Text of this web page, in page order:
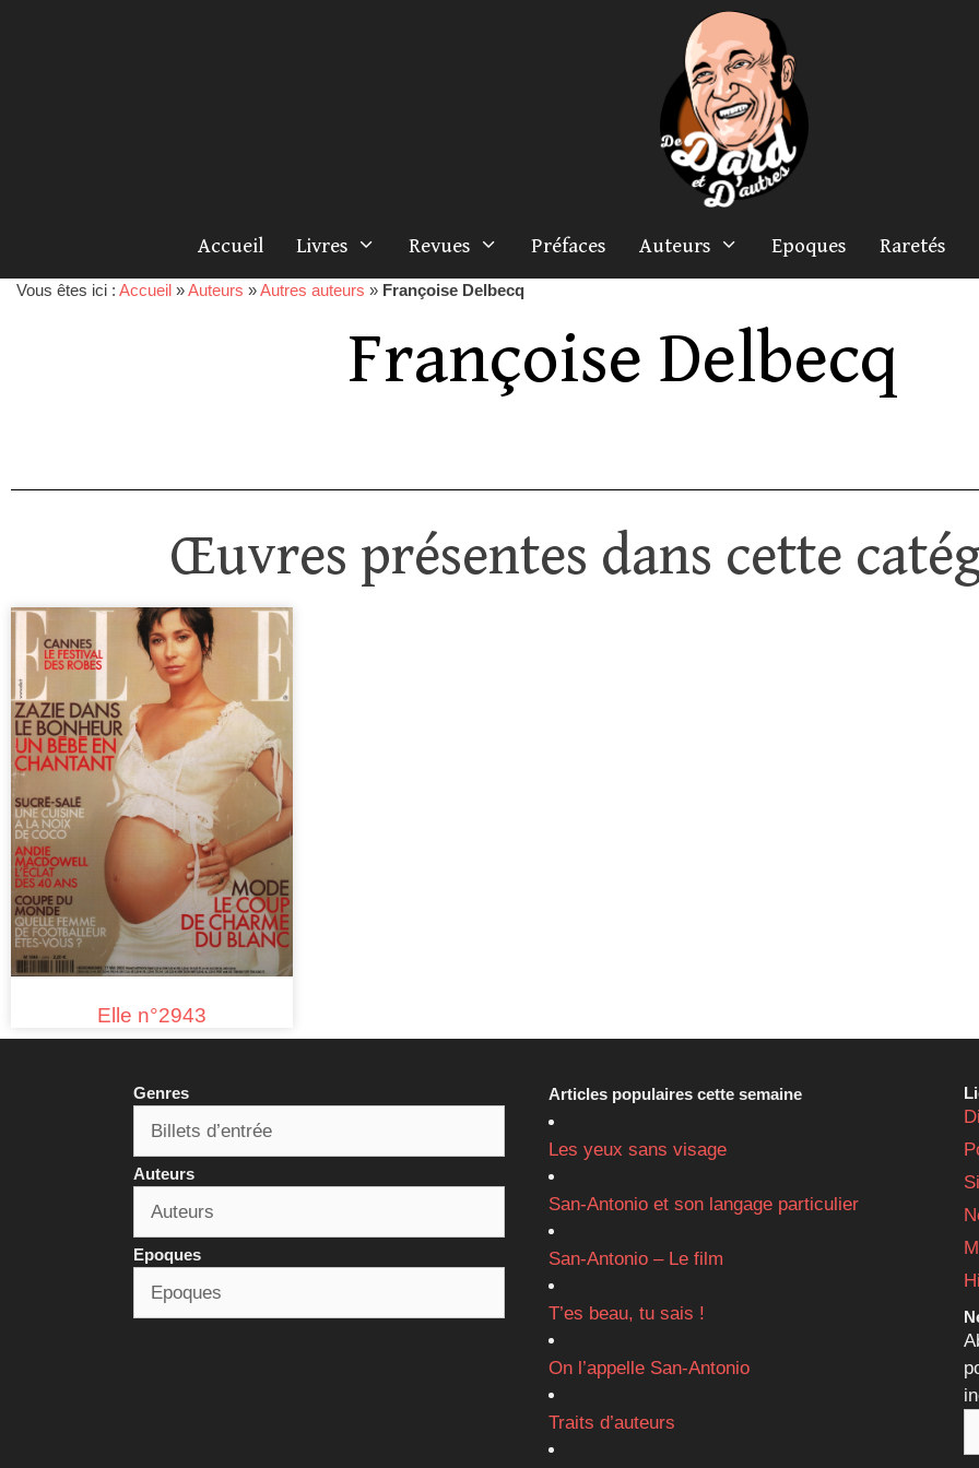
Accueil Livres Revues Préfaces Auteurs Epoques Raretés
Vous êtes ici : Accueil »Auteurs »Autres auteurs » Françoise Delbecq
Françoise Delbecq
Œuvres présentes dans cette
Elle n°2943
Genres
Auteurs
Epoques
Articles populaires cette semaine
Les yeux sans visage
San-Antonio et son langage particulier
San-Antonio – Le film
T’es beau, tu sais !
On l’appelle San-Antonio
Traits d’auteurs